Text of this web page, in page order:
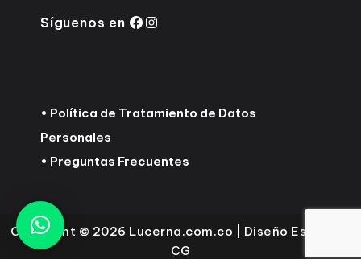
Síguenos en
• Política de Tratamiento de Datos
Personales
• Preguntas Frecuentes
Copyright © 2026 Lucerna.com.co | Diseño Essential
CG